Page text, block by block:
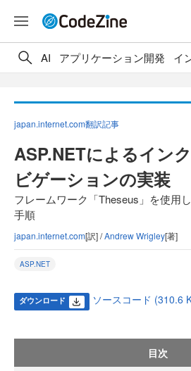
AI アプリケーション開発 イ
japan.internet.com翻訳記事
ASP.NETによるイン
ビゲーションの実装
フレームワーク「Theseus」を使用
手順
japan.internet.com[訳] /Andrew Wrigley[著]
ASP.NET
ダウンロード ソースコード (310.6
目次